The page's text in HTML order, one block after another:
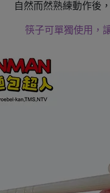
自然而然熟練動作後
筷子可單獨使用，